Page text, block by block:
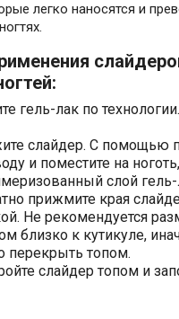
легко наносятся и
гель-лак по
слайдер. С помощью
и поместите на
слой гель-
прижмите края
Не рекомендуется
близко к кутикуле,
перекрыть топом.
слайдер топом и